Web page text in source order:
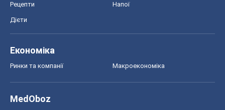
Рецепти Напої
Дієти
Економіка
Ринки та компанії Макроекономіка
MedOboz